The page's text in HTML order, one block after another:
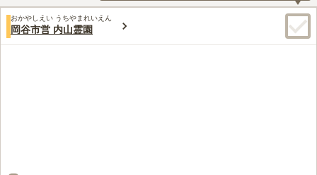
おかやしえい うちやまれいえん
岡谷市営 内山霊園